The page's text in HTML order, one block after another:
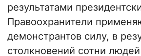
результатами
Правоохранители
демонстрантов силу, в
столкновений сотни